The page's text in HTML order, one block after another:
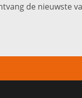
de nieuwste